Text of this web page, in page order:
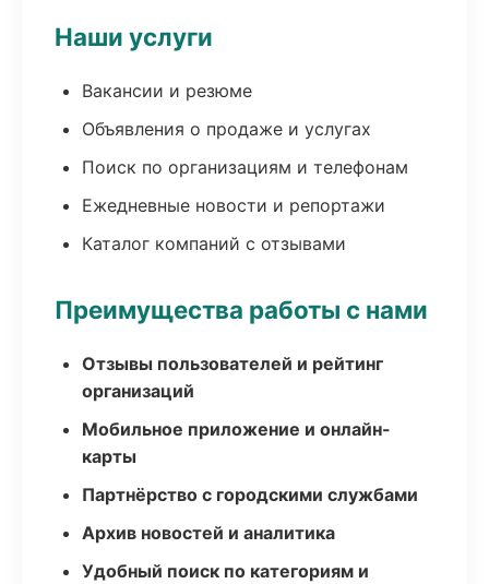
Наши услуги
Вакансии и резюме
Объявления о продаже и услугах
Поиск по организациям и телефонам
Ежедневные новости и репортажи
Каталог компаний с отзывами
Преимущества работы с нами
Отзывы пользователей и рейтинг
организаций
Мобильное приложение и онлайн-
карты
Партнёрство с городскими службами
Архив новостей и аналитика
Удобный поиск по категориям и